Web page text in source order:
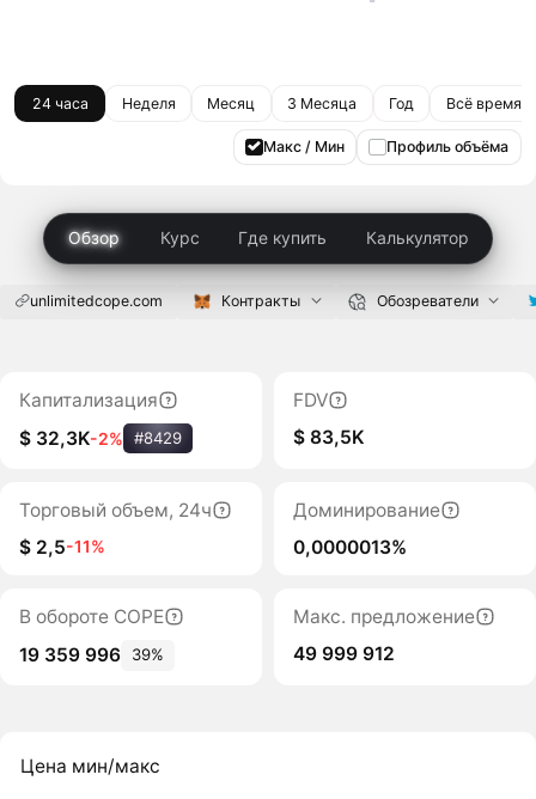
24 часа Неделя Месяц 3 Месяца Год Всё время
Макс / Мин Профиль объёма
Обзор Курс Где купить Калькулятор
unlimitedcope.com Контракты Обозреватели
Капитализация
$ 32,3K-2% #8429
FDV
$ 83,5K
Торговый объем, 24ч
$ 2,5-11%
Доминирование
0,0000013%
В обороте COPE
19 359 996
39%
Макс. предложение
49 999 912
Цена мин/макс